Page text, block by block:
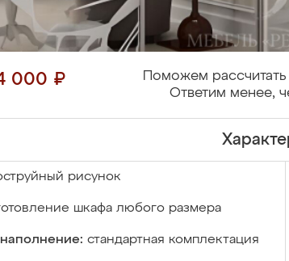
000 ₽
Поможем рассчитать
Ответим менее,
рисунок
шкафа любого размера
стандартная комплектация